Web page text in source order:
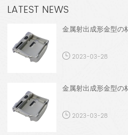
LATEST NEWS
金属射出成形金型の
2023-03-28
金属射出成形金型の
2023-03-28